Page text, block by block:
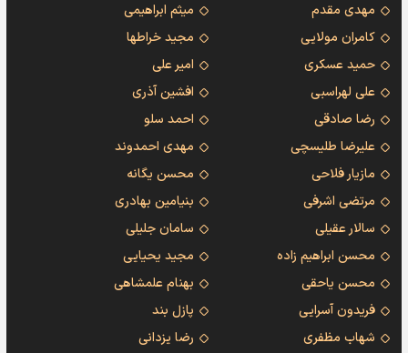
مهدی مقدم
میثم ابراهیمی
کامران مولایی
مجید خراطها
حمید عسکری
امیر علی
علی لهراسبی
افشین آذری
رضا صادقی
احمد سلو
علیرضا طلیسچی
مهدی احمدوند
مازیار فلاحی
محسن یگانه
مرتضی اشرفی
بنیامین بهادری
سالار عقیلی
سامان جلیلی
محسن ابراهیم زاده
مجید یحیایی
محسن یاحقی
بهنام علمشاهی
فریدون آسرایی
پازل بند
شهاب مظفری
رضا یزدانی